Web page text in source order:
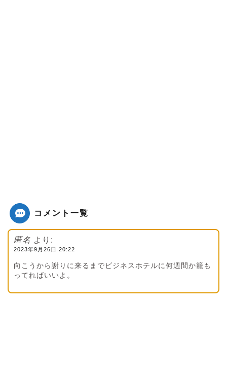
コメント一覧
匿名 より:
2023年9月26日 20:22
向こうから謝りに来るまでビジネスホテルに何週間か籠も
ってればいいよ。